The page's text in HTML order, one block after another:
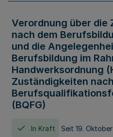
Verordnung über die
nach dem
und die
Berufsbildung im
Handwerksordnung
Zuständigkeiten
(BQFG)
In Kraft Seit 19.